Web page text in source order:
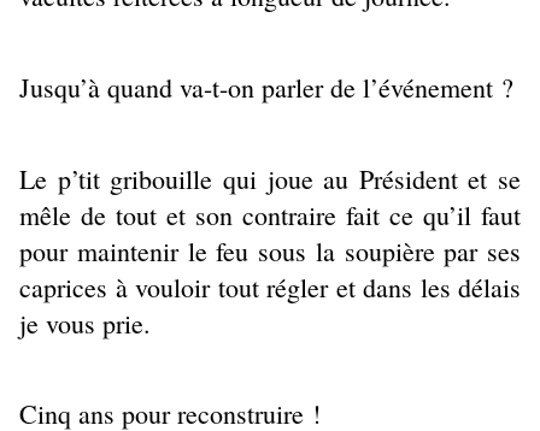
Jusqu’à quand va-t-on parler de l’événement ?
Le p’tit gribouille qui joue au Président et se
mêle de tout et son contraire fait ce qu’il faut
pour maintenir le feu sous la soupière par ses
caprices à vouloir tout régler et dans les délais
je vous prie.
Cinq ans pour reconstruire !